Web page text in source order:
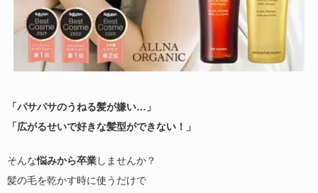
「パサパサのうねる髪が嫌い…」
「広がるせいで好きな髪型ができない！」
そんな悩みから卒業しませんか？
髪の毛を乾かす時に使うだけで